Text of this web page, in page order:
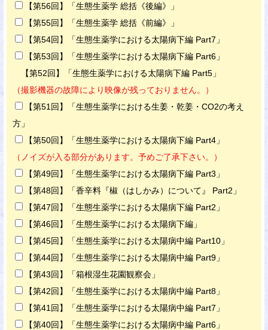
【第56回】「生態生薬学 総括《後編》」
【第55回】「生態生薬学 総括《前編》」
【第54回】「生態生薬学における太陽病下編 Part7」
【第53回】「生態生薬学における太陽病下編 Part6」
【第52回】「生態生薬学における太陽病下編 Part5」
（撮影機器の故障により映像が残っておりません。）
【第51回】「生態生薬学における生姜・乾姜・CO2の考え
方」
【第50回】「生態生薬学における太陽病下編 Part4」
（ノイズが入る部分があります。予めご了承下さい。）
【第49回】「生態生薬学における太陽病下編 Part3」
【第48回】「香辛料『椒（はしかみ）について』 Part2」
【第47回】「生態生薬学における太陽病下編 Part2」
【第46回】「生態生薬学における太陽病下編」
【第45回】「生態生薬学における太陽病中編 Part10」
【第44回】「生態生薬学における太陽病中編 Part9」
【第43回】「箱根湿生花園観察会」
【第42回】「生態生薬学における太陽病中編 Part8」
【第41回】「生態生薬学における太陽病中編 Part7」
【第40回】「生態生薬学における太陽病中編 Part6」